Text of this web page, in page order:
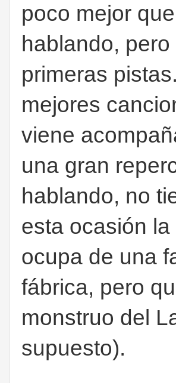
poco mejor
hablando,
primeras pistas.
mejores
viene
una gran
hablando, no
esta ocasión
ocupa de una
fábrica, pero
monstruo del
supuesto).